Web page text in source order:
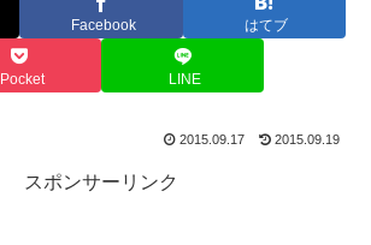
Facebook はてブ
Pocket LINE
2015.09.17 2015.09.19
スポンサーリンク